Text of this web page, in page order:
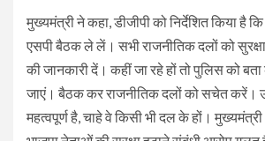
मुख्यमंत्री ने कहा, डीजीपी को निर्देशित किया है
एसपी बैठक ले लें। सभी राजनीतिक दलों को
की जानकारी दें। कहीं जा रहे हों तो पुलिस को
जाएं। बैठक कर राजनीतिक दलों को सचेत करें।
महत्वपूर्ण है, चाहे वे किसी भी दल के हों।